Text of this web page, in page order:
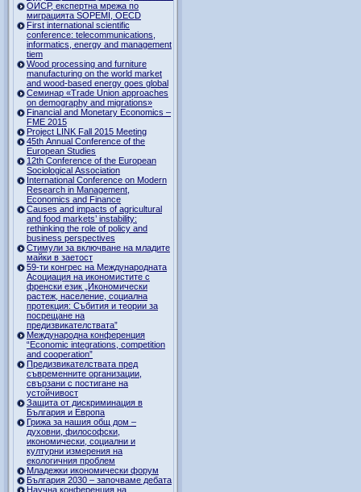
ОИСР, експертна мрежа по
миграцията SOPEMI, OECD
First international scientific
conference: telecommunications,
informatics, energy and management
tiem
Wood processing and furniture
manufacturing on the world market
and wood-based energy goes global
Семинар «Trade Union approaches
on demography and migrations»
Financial and Monetary Economics –
FME 2015
Project LINK Fall 2015 Meeting
45th Annual Conference of the
European Studies
12th Conference of the European
Sociological Association
International Conference on Modern
Research in Management,
Economics and Finance
Causes and impacts of agricultural
and food markets’ instability:
rethinking the role of policy and
business perspectives
Стимули за включване на младите
майки в заетост
59-ти конгрес на Международната
Асоциация на икономистите с
френски език „Икономически
растеж, население, социална
протекция: Събития и теории за
посрещане на
предизвикателствата”
Международна конференция
“Economic integrations, competition
and cooperation”
Предизвикателствата пред
съвременните организации,
свързани с постигане на
устойчивост
Защита от дискриминация в
България и Европа
Грижа за нашия общ дом –
духовни, философски,
икономически, социални и
културни измерения на
екологичния проблем
Младежки икономически форум
България 2030 – започваме дебата
Научна конференция на